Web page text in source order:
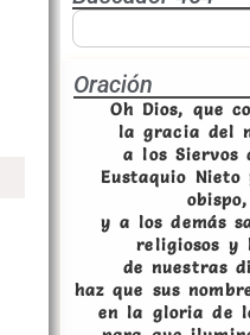
Oración
Oh Dios, que
la gracia del
a los Siervos
Eustaquio
obispo,
y a los demás
religiosos y
de nuestras
haz que sus
en la gloria de